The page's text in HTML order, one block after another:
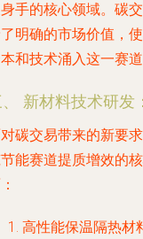
手的核心领域。碳
明确的市场价值，
和技术涌入这一赛道
新材料技术研发
碳交易带来的新要
能赛道提质增效的
高性能保温隔热材